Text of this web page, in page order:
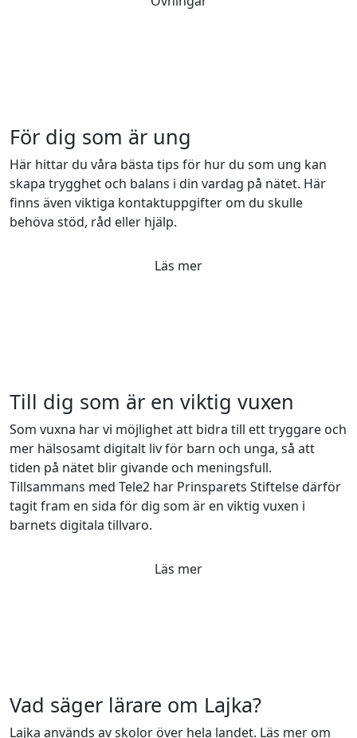
För dig som är ung
Här hittar du våra bästa tips för hur du som ung kan
skapa trygghet och balans i din vardag på nätet. Här
finns även viktiga kontaktuppgifter om du skulle
behöva stöd, råd eller hjälp.
Läs mer
Till dig som är en viktig vuxen
Som vuxna har vi möjlighet att bidra till ett tryggare och
mer hälsosamt digitalt liv för barn och unga, så att
tiden på nätet blir givande och meningsfull.
Tillsammans med Tele2 har Prinsparets Stiftelse därför
tagit fram en sida för dig som är en viktig vuxen i
barnets digitala tillvaro.
Läs mer
Vad säger lärare om Lajka?
Lajka används av skolor över hela landet. Läs mer om